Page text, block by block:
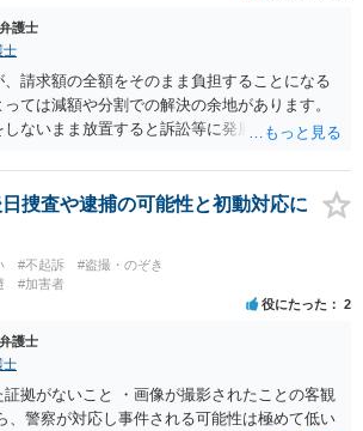
いのでしょうか？ 逮捕や呼び出しの可能性は
連絡が来ることはないでしょう。
護士
士
、請求額の全額をそのまま負担することになる
ては減額や分割での解決の余地があります。
しないまま放置すると訴訟等に発展してしまう
捜査や逮捕の可能性と初動対応に
#不起訴
#盗撮・のぞき
#加害者
役にたった 2
護士
士
証拠がないこと ・画像が撮影されたことの客観
、警察が対応し事件される可能性は極めて低い